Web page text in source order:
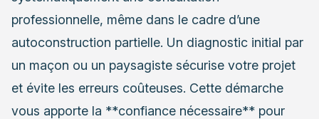
professionnelle, même dans le cadre d’une
autoconstruction partielle. Un diagnostic initial par
un maçon ou un paysagiste sécurise votre projet
et évite les erreurs coûteuses. Cette démarche
vous apporte la **confiance nécessaire** pour